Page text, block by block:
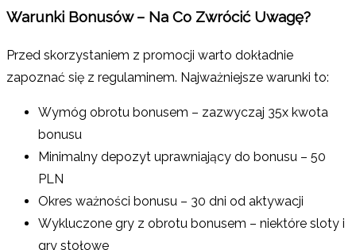
Warunki Bonusów – Na Co Zwrócić Uwagę?
Przed skorzystaniem z promocji warto dokładnie
zapoznać się z regulaminem. Najważniejsze warunki to:
Wymóg obrotu bonusem – zazwyczaj 35x kwota
bonusu
Minimalny depozyt uprawniający do bonusu – 50
PLN
Okres ważności bonusu – 30 dni od aktywacji
Wykluczone gry z obrotu bonusem – niektóre sloty i
gry stołowe